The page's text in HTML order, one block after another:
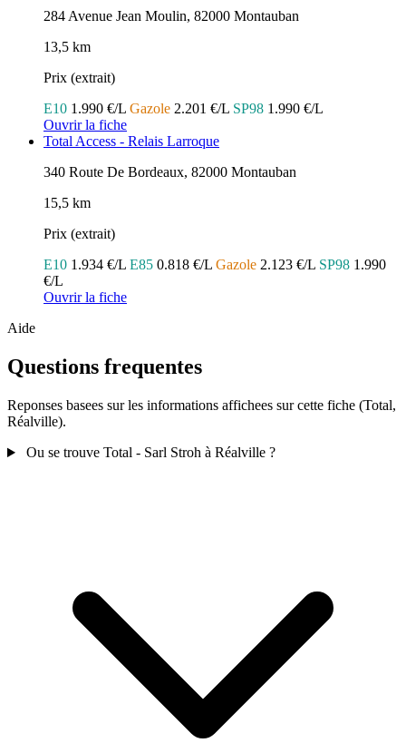
284 Avenue Jean Moulin, 82000 Montauban
13,5 km
Prix (extrait)
E10 1.990 €/L Gazole 2.201 €/L SP98 1.990 €/L
Ouvrir la fiche
Total Access - Relais Larroque
340 Route De Bordeaux, 82000 Montauban
15,5 km
Prix (extrait)
E10 1.934 €/L E85 0.818 €/L Gazole 2.123 €/L SP98 1.990
€/L
Ouvrir la fiche
Aide
Questions frequentes
Reponses basees sur les informations affichees sur cette fiche (Total,
Réalville).
Ou se trouve Total - Sarl Stroh à Réalville ?